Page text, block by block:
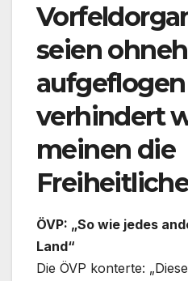
seien
verhindert
meinen die
ÖVP: „So wie jedes
Land“
Die ÖVP konterte: